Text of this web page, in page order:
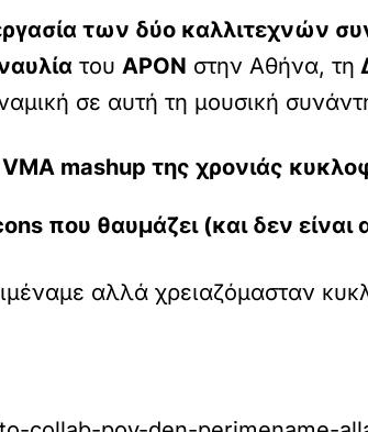
των δύο καλλιτεχνών
του APON στην Αθήνα, τη
σε αυτή τη μουσική
mashup της χρονιάς
που θαυμάζει (και δεν είναι
αλλά χρειαζόμασταν